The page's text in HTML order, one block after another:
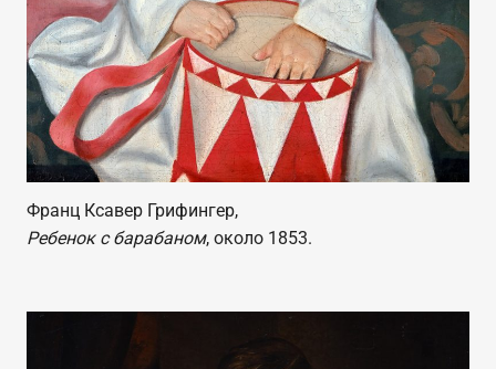
Франц Ксавер Грифингер,
Ребенок с барабаном, около 1853.